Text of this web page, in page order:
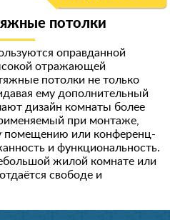
потолки
оправданной
отражающей
потолки не только
ему дополнительный
дизайн комнаты более
при монтаже,
помещению или конференц-
и функциональность.
жилой комнате или
свободе и